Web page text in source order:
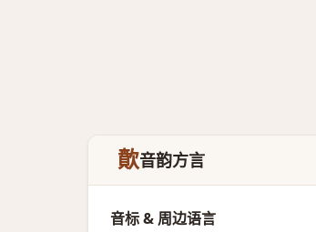
歕音韵方言
音标 & 周边语言